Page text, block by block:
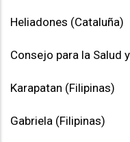
Heliadones (Cataluña)
Consejo para la Salud
Karapatan (Filipinas)
Gabriela (Filipinas)